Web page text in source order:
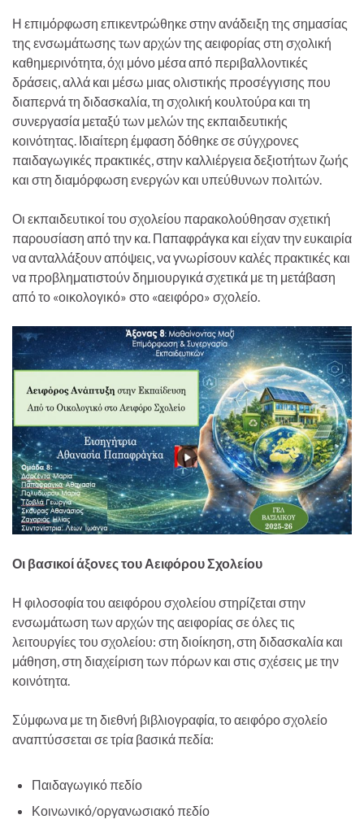
Η επιμόρφωση επικεντρώθηκε στην ανάδειξη της σημασίας
της ενσωμάτωσης των αρχών της αειφορίας στη σχολική
καθημερινότητα, όχι μόνο μέσα από περιβαλλοντικές
δράσεις, αλλά και μέσω μιας ολιστικής προσέγγισης που
διαπερνά τη διδασκαλία, τη σχολική κουλτούρα και τη
συνεργασία μεταξύ των μελών της εκπαιδευτικής
κοινότητας. Ιδιαίτερη έμφαση δόθηκε σε σύγχρονες
παιδαγωγικές πρακτικές, στην καλλιέργεια δεξιοτήτων ζωής
και στη διαμόρφωση ενεργών και υπεύθυνων πολιτών.
Οι εκπαιδευτικοί του σχολείου παρακολούθησαν σχετική
παρουσίαση από την κα. Παπαφράγκα και είχαν την ευκαιρία
να ανταλλάξουν απόψεις, να γνωρίσουν καλές πρακτικές και
να προβληματιστούν δημιουργικά σχετικά με τη μετάβαση
από το «οικολογικό» στο «αειφόρο» σχολείο.
Οι βασικοί άξονες του Αειφόρου Σχολείου
Η φιλοσοφία του αειφόρου σχολείου στηρίζεται στην
ενσωμάτωση των αρχών της αειφορίας σε όλες τις
λειτουργίες του σχολείου: στη διοίκηση, στη διδασκαλία και
μάθηση, στη διαχείριση των πόρων και στις σχέσεις με την
κοινότητα.
Σύμφωνα με τη διεθνή βιβλιογραφία, το αειφόρο σχολείο
αναπτύσσεται σε τρία βασικά πεδία:
Παιδαγωγικό πεδίο
Κοινωνικό/οργανωσιακό πεδίο